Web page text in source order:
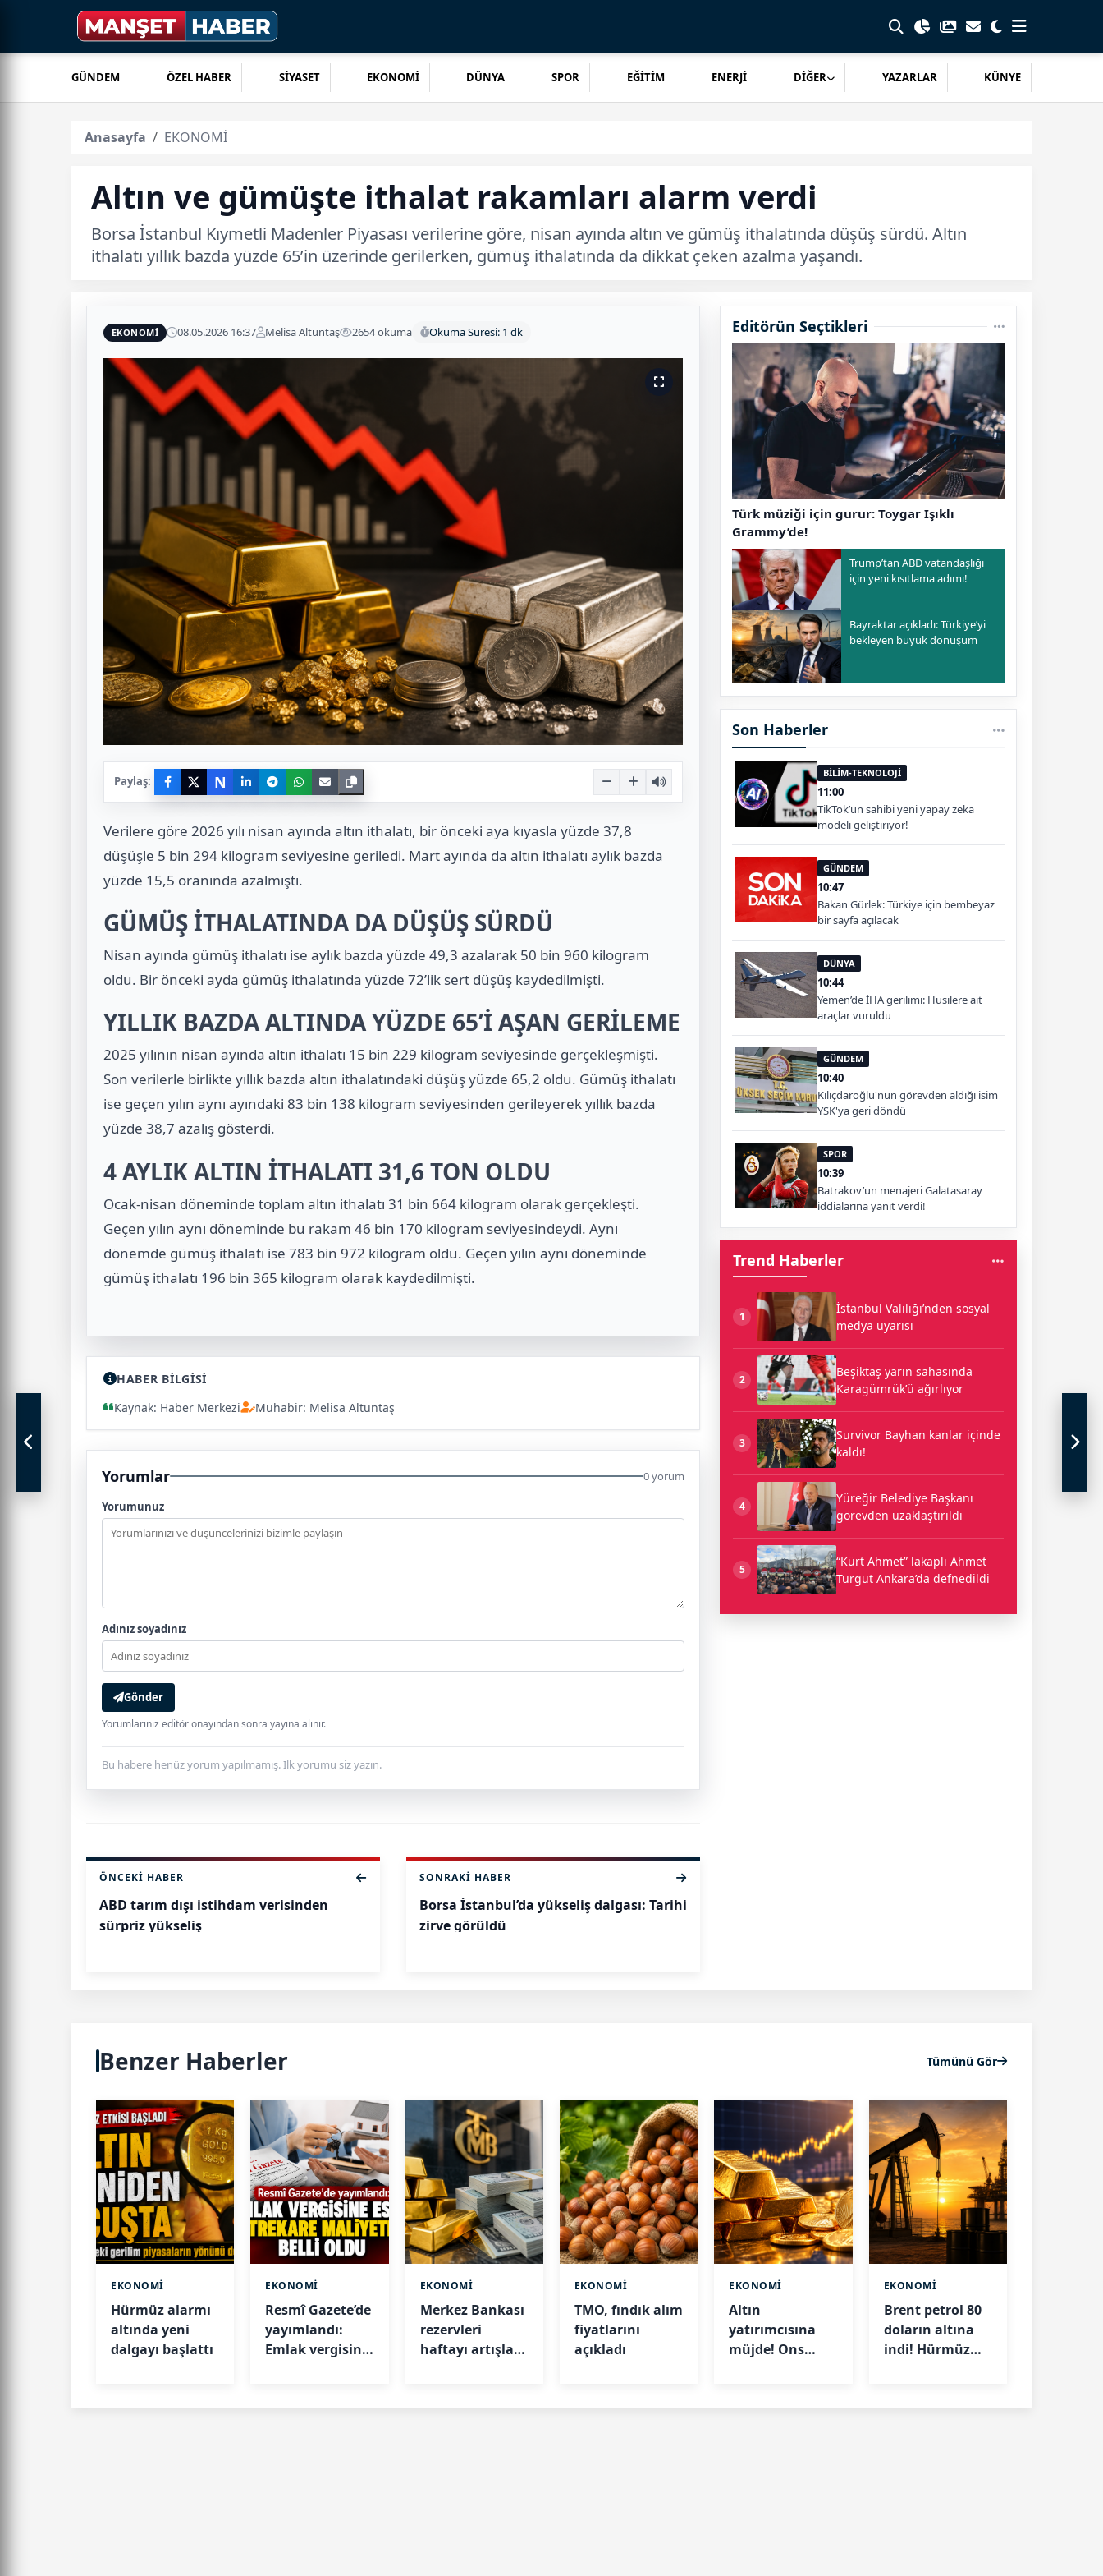
GÜNDEM ÖZEL HABER SİYASET EKONOMİ DÜNYA SPOR EĞİTİM ENERJİ DİĞER YAZARLAR KÜNYE
Anasayfa EKONOMİ
Altın ve gümüşte ithalat rakamları alarm verdi
Borsa İstanbul Kıymetli Madenler Piyasası verilerine göre, nisan ayında altın ve gümüş ithalatında düşüş sürdü. Altın
ithalatı yıllık bazda yüzde 65’in üzerinde gerilerken, gümüş ithalatında da dikkat çeken azalma yaşandı.
EKONOMİ 08.05.2026 16:37 Melisa Altuntaş 2654 okuma Okuma Süresi: 1 dk
Paylaş: N
Verilere göre 2026 yılı nisan ayında altın ithalatı, bir önceki aya kıyasla yüzde 37,8
düşüşle 5 bin 294 kilogram seviyesine geriledi. Mart ayında da altın ithalatı aylık bazda
yüzde 15,5 oranında azalmıştı.
GÜMÜŞ İTHALATINDA DA DÜŞÜŞ SÜRDÜ
Nisan ayında gümüş ithalatı ise aylık bazda yüzde 49,3 azalarak 50 bin 960 kilogram
oldu. Bir önceki ayda gümüş ithalatında yüzde 72’lik sert düşüş kaydedilmişti.
YILLIK BAZDA ALTINDA YÜZDE 65’İ AŞAN GERİLEME
2025 yılının nisan ayında altın ithalatı 15 bin 229 kilogram seviyesinde gerçekleşmişti.
Son verilerle birlikte yıllık bazda altın ithalatındaki düşüş yüzde 65,2 oldu. Gümüş ithalatı
ise geçen yılın aynı ayındaki 83 bin 138 kilogram seviyesinden gerileyerek yıllık bazda
yüzde 38,7 azalış gösterdi.
4 AYLIK ALTIN İTHALATI 31,6 TON OLDU
Ocak-nisan döneminde toplam altın ithalatı 31 bin 664 kilogram olarak gerçekleşti.
Geçen yılın aynı döneminde bu rakam 46 bin 170 kilogram seviyesindeydi. Aynı
dönemde gümüş ithalatı ise 783 bin 972 kilogram oldu. Geçen yılın aynı döneminde
gümüş ithalatı 196 bin 365 kilogram olarak kaydedilmişti.
HABER BİLGİSİ
Kaynak: Haber Merkezi
Muhabir: Melisa Altuntaş
Yorumlar 0 yorum
Yorumunuz
Adınız soyadınız
Gönder
Yorumlarınız editör onayından sonra yayına alınır.
Bu habere henüz yorum yapılmamış. İlk yorumu siz yazın.
ÖNCEKI HABER
ABD tarım dışı istihdam verisinden
sürpriz yükseliş
SONRAKI HABER
Borsa İstanbul’da yükseliş dalgası: Tarihi
zirve görüldü
Editörün Seçtikleri
Türk müziği için gurur: Toygar Işıklı
Grammy’de!
Trump’tan ABD vatandaşlığı
için yeni kısıtlama adımı!
Bayraktar açıkladı: Türkiye’yi
bekleyen büyük dönüşüm
Son Haberler
BİLİM-TEKNOLOJİ
11:00
TikTok’un sahibi yeni yapay zeka
modeli geliştiriyor!
GÜNDEM
10:47
Bakan Gürlek: Türkiye için bembeyaz
bir sayfa açılacak
DÜNYA
10:44
Yemen’de İHA gerilimi: Husilere ait
araçlar vuruldu
GÜNDEM
10:40
Kılıçdaroğlu'nun görevden aldığı isim
YSK'ya geri döndü
SPOR
10:39
Batrakov’un menajeri Galatasaray
iddialarına yanıt verdi!
Trend Haberler
1
İstanbul Valiliği’nden sosyal
medya uyarısı
2
Beşiktaş yarın sahasında
Karagümrük’ü ağırlıyor
3
Survivor Bayhan kanlar içinde
kaldı!
4
Yüreğir Belediye Başkanı
görevden uzaklaştırıldı
5
“Kürt Ahmet” lakaplı Ahmet
Turgut Ankara’da defnedildi
Benzer Haberler Tümünü Gör
EKONOMİ
Hürmüz alarmı
altında yeni
dalgayı başlattı
EKONOMİ
Resmî Gazete’de
yayımlandı:
Emlak vergisine
EKONOMİ
Merkez Bankası
rezervleri
haftayı artışla
EKONOMİ
TMO, fındık alım
fiyatlarını
açıkladı
EKONOMİ
Altın
yatırımcısına
müjde! Ons
EKONOMİ
Brent petrol 80
doların altına
indi! Hürmüz